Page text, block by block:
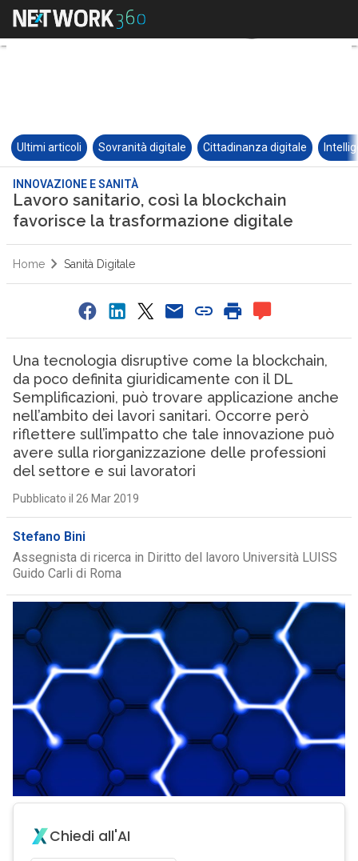
Ultimi articoli Sovranità digitale Cittadinanza digitale
INNOVAZIONE E SANITÀ
Lavoro sanitario, così la blockchain
favorisce la trasformazione digitale
Home Sanità Digitale
Una tecnologia disruptive come la blockchain,
da poco definita giuridicamente con il DL
Semplificazioni, può trovare applicazione anche
nell’ambito dei lavori sanitari. Occorre però
riflettere sull’impatto che tale innovazione può
avere sulla riorganizzazione delle professioni
del settore e sui lavoratori
Pubblicato il 26 Mar 2019
Stefano Bini
Assegnista di ricerca in Diritto del lavoro Università LUISS
Guido Carli di Roma
Chiedi all'AI